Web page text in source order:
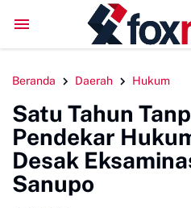
DPRD Sinjai Temui DPRD
Beranda Daerah Hukum
Satu Tahun
Pendekar
Desak
Sanupo